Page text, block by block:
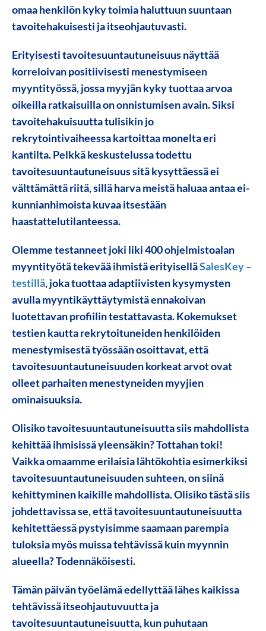
omaa henkilön kyky toimia haluttuun suuntaan
tavoitehakuisesti ja itseohjautuvasti.
Erityisesti tavoitesuuntautuneisuus näyttää
korreloivan positiivisesti menestymiseen
myyntityössä, jossa myyjän kyky tuottaa arvoa
oikeilla ratkaisuilla on onnistumisen avain. Siksi
tavoitehakuisuutta tulisikin jo
rekrytointivaiheessa kartoittaa monelta eri
kantilta. Pelkkä keskustelussa todettu
tavoitesuuntautuneisuus sitä kysyttäessä ei
välttämättä riitä, sillä harva meistä haluaa antaa ei-
kunnianhimoista kuvaa itsestään
haastattelutilanteessa.
Olemme testanneet joki liki 400 ohjelmistoalan
myyntityötä tekevää ihmistä erityiselläSalesKey –
testillä, joka tuottaa adaptiivisten kysymysten
avulla myyntikäyttäytymistä ennakoivan
luotettavan profiilin testattavasta. Kokemukset
testien kautta rekrytoituneiden henkilöiden
menestymisestä työssään osoittavat, että
tavoitesuuntautuneisuuden korkeat arvot ovat
olleet parhaiten menestyneiden myyjien
ominaisuuksia.
Olisiko tavoitesuuntautuneisuutta siis mahdollista
kehittää ihmisissä yleensäkin? Tottahan toki!
Vaikka omaamme erilaisia lähtökohtia esimerkiksi
tavoitesuuntautuneisuuden suhteen, on siinä
kehittyminen kaikille mahdollista. Olisiko tästä siis
johdettavissa se, että tavoitesuuntautuneisuutta
kehitettäessä pystyisimme saamaan parempia
tuloksia myös muissa tehtävissä kuin myynnin
alueella? Todennäköisesti.
Tämän päivän työelämä edellyttää lähes kaikissa
tehtävissä itseohjautuvuutta ja
tavoitesuuntautuneisuutta, kun puhutaan